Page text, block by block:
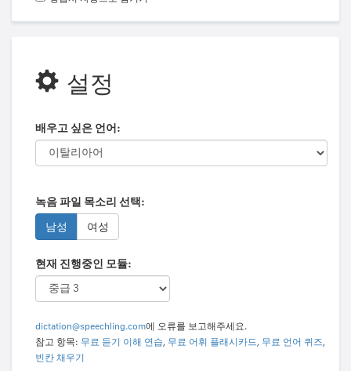
설정
배우고 싶은 언어:
녹음 파일 목소리 선택:
남성
여성
현재 진행중인 모듈:
dictation@speechling.com에 오류를 보고해주세요.
참고 항목: 무료 듣기 이해 연습, 무료 어휘 플래시카드 , 무료 언어 퀴즈,
빈칸 채우기